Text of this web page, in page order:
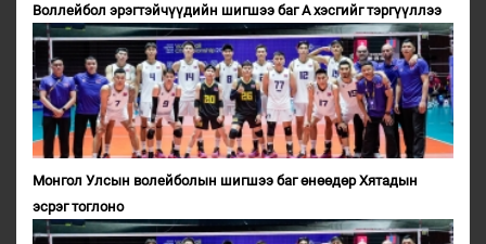
Воллейбол эрэгтэйчүүдийн шигшээ баг А хэсгийг тэргүүллээ
Монгол Улсын волейболын шигшээ баг өнөөдөр Хятадын
эсрэг тоглоно